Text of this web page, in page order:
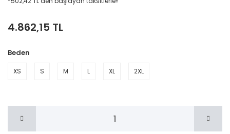
4.862,15 TL
Beden
XS S M L XL 2XL